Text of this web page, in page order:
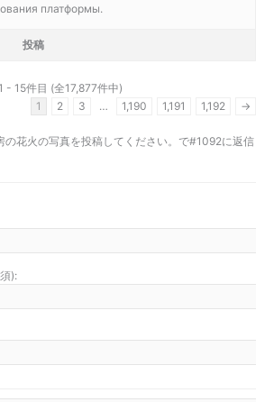
платформы.
投稿
- 15件目 (全17,877件中)
1
2 3 … 1,190 1,191 1,192 →
の花火の写真を投稿してください。で#1092に返信
):